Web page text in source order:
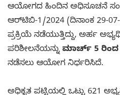
ಆಯೋಗದ ಹಿಂದಿನ ಅಧಿಸೂಚನೆ
ಆರ್‌ಟಿಬಿ-1/2024 (ದಿನಾಂಕ 29-
ಪ್ರಕ್ರಿಯೆ ನಡೆಯುತ್ತಿದ್ದು, ಅರ್ಹ
ಪರಿಶೀಲನೆಯನ್ನು ಮಾರ್ಚ್ 5 ರಿಂದ
ನಡೆಸಲು ಆಯೋಗ ನಿರ್ಧರಿಸಿದೆ.
ಅಧಿಕೃತ ಪಟ್ಟಿಯಲ್ಲಿ ಒಟ್ಟು 621